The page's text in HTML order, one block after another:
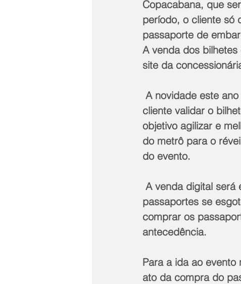
Copacabana, que
período, o cliente só
passaporte de
A venda dos
site da
A novidade este
cliente validar o
objetivo agilizar e
do metrô para o
do evento.
A venda digital será
passaportes se
comprar os
antecedência.
Para a ida ao
ato da compra do